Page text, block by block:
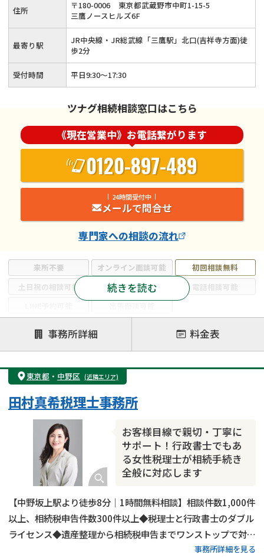
来所不要 オンライン面談可能
初回相談無料
土日祝の相談可能
19時以降電話可能
電話相談可能
注力案件
遺言書作成・遺言執行
相続放棄
相続登記
遺産分割
遺留分侵害額請求
相続税申告
相続手続き
銀行手続き
成年後見・任意後見
贈与税
相続人調査
相続財産調査
相続トラブル
続きを読む
住所 〒180-0006
東京都武蔵野市中町1-15-5
三鷹ノースヒルズ6F
最寄り駅
JR中央線・JR総武線「三鷹駅」北口(吉祥寺方面)徒
歩2分
受付時間 平日9:30～17:30
ツナグ相続相談窓口はこちら
《現在営業中》お電話繋がります
0120-897-489
24時間受付中
メールで問合せ
専門家への相談の流れ
事務所詳細 料金表
東京都 ・ 中野区 (近隣エリア)
お客様目線で親切・丁寧に
サポート！行政書士でもあ
る女性税理士が相続手続き
全般に対応します
田村真希税理士事務所
【中野坂上駅より徒歩8分｜1時間無料相談】相談件数1,000件
以上、相続税申告件数300件以上◆税理士と行政書士のダブル
ライセンス◆遺産整理から相続税申告までワンストップで対応
可能◆20年以上の実務経験がある女性税理士が、お客様の気
事務所詳細を見る